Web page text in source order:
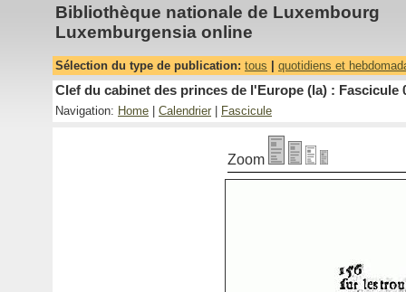
Bibliothèque nationale de Luxembourg
Luxemburgensia online
Sélection du type de publication: tous quotidiens et
Clef du cabinet des princes de l'Europe (la) : Fascicule
Navigation: Home Calendrier Fascicule
Zoom